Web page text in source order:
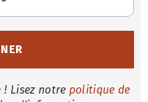
! Lisez notre politique de